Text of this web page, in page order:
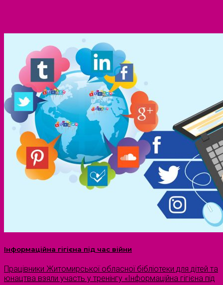
Інформаційна гігієна під час війни
Працівники Житомирської обласної бібліотеки для дітей та
юнацтва взяли участь у тренінгу «Інформаційна гігієна під